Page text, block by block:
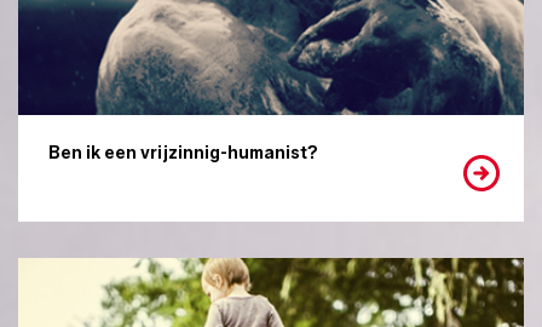
Ben ik een vrijzinnig-humanist?